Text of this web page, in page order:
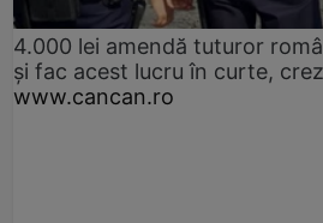
4.000 lei amendă tuturor
și fac acest lucru în curte,
www.cancan.ro